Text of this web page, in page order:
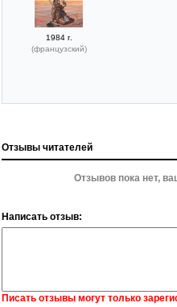
1984 г.
(французский)
Отзывы читателей
Отзывов пока нет,
Написать отзыв:
Писать отзывы могут только